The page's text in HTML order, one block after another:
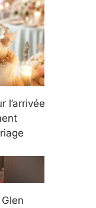
l’arrivée